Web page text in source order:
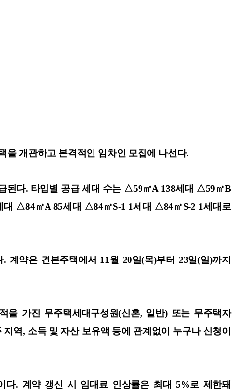
을 개관하고 본격적인 임차인 모집에 나선다.
된다. 타입별 공급 세대 수는 △59㎡A 138세대 △59㎡B
△84㎡A 85세대 △84㎡S-1 1세대 △84㎡S-2 1세대로
약은 견본주택에서 11월 20일(목)부터 23일(일)까지
을 가진 무주택세대구성원(신혼, 일반) 또는 무주택자
역, 소득 및 자산 보유액 등에 관계없이 누구나 신청이
. 계약 갱신 시 임대료 인상률은 최대 5%로 제한돼